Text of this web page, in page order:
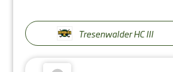
Tresenwalder HC III